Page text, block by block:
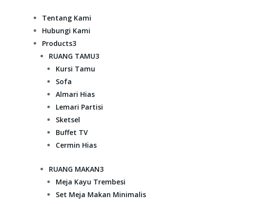
Tentang Kami
Hubungi Kami
Products3
RUANG TAMU3
Kursi Tamu
Sofa
Almari Hias
Lemari Partisi
Sketsel
Buffet TV
Cermin Hias
RUANG MAKAN3
Meja Kayu Trembesi
Set Meja Makan Minimalis